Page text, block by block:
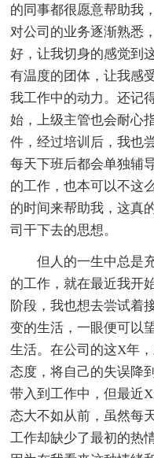
的同事都很愿意帮助我
对公司的业务逐渐熟悉
好，让我切身的感觉到
有温度的团体，让我感
我工作中的动力。还记
始，上级主管也会耐心
件，经过培训后，我也
每天下班后都会单独辅
的工作，也本可以不这
的时间来帮助我，这真
司干下去的思想。
但人的一生中总是充
的工作，就在最近我开
阶段，我也想去尝试着
变的生活，一眼便可以
生活。在公司的这X年
态度，将自己的失误降
带入到工作中，但最近
态大不如从前，虽然每
工作却缺少了最初的热